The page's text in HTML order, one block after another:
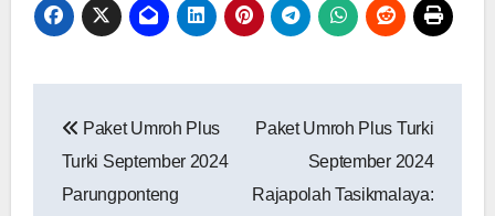
pos
Paket Umroh Plus
Turki September 2024
Parungponteng
Paket Umroh Plus Turki
September 2024
Rajapolah Tasikmalaya: